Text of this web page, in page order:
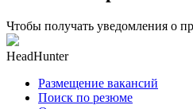
Чтобы получать уведомления о
HeadHunter
Размещение вакансий
Поиск по резюме